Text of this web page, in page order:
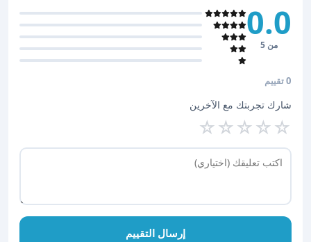
0.0
من 5
0 تقييم
شارك تجربتك مع الآخرين
☆
☆
☆
☆
☆
إرسال التقييم